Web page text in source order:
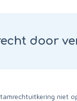
door
niet